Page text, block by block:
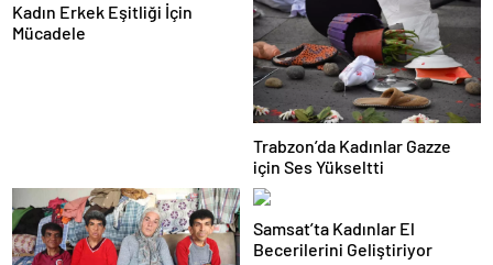
Kadın Erkek Eşitliği İçin
Mücadele
Trabzon’da Kadınlar Gazze
için Ses Yükseltti
Samsat’ta Kadınlar El
Becerilerini Geliştiriyor